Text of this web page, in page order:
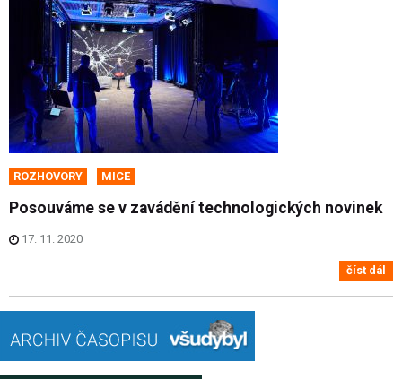
ROZHOVORY MICE
Posouváme se v zavádění technologických novinek
17. 11. 2020
číst dál